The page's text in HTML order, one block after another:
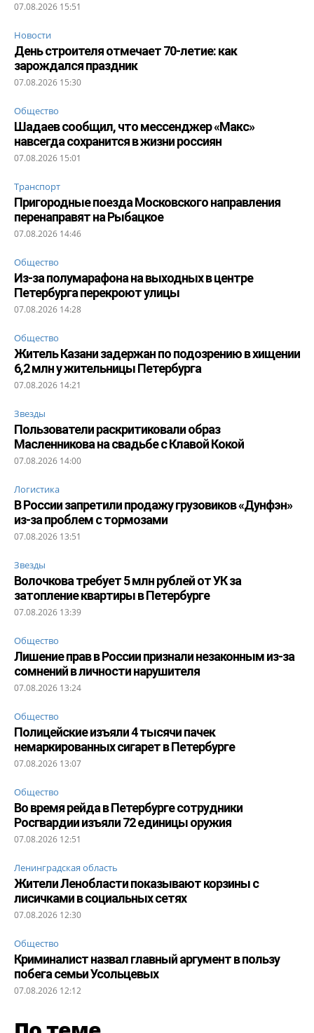
07.08.2026 15:51
Новости
День строителя отмечает 70-летие: как
зарождался праздник
07.08.2026 15:30
Общество
Шадаев сообщил, что мессенджер «Макс»
навсегда сохранится в жизни россиян
07.08.2026 15:01
Транспорт
Пригородные поезда Московского направления
перенаправят на Рыбацкое
07.08.2026 14:46
Общество
Из-за полумарафона на выходных в центре
Петербурга перекроют улицы
07.08.2026 14:28
Общество
Житель Казани задержан по подозрению в хищении
6,2 млн у жительницы Петербурга
07.08.2026 14:21
Звезды
Пользователи раскритиковали образ
Масленникова на свадьбе с Клавой Кокой
07.08.2026 14:00
Логистика
В России запретили продажу грузовиков «Дунфэн»
из-за проблем с тормозами
07.08.2026 13:51
Звезды
Волочкова требует 5 млн рублей от УК за
затопление квартиры в Петербурге
07.08.2026 13:39
Общество
Лишение прав в России признали незаконным из-за
сомнений в личности нарушителя
07.08.2026 13:24
Общество
Полицейские изъяли 4 тысячи пачек
немаркированных сигарет в Петербурге
07.08.2026 13:07
Общество
Во время рейда в Петербурге сотрудники
Росгвардии изъяли 72 единицы оружия
07.08.2026 12:51
Ленинградская область
Жители Ленобласти показывают корзины с
лисичками в социальных сетях
07.08.2026 12:30
Общество
Криминалист назвал главный аргумент в пользу
побега семьи Усольцевых
07.08.2026 12:12